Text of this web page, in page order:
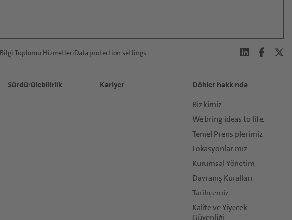
Bilgi Toplumu HizmetleriData protection settings
Sürdürülebilirlik Kariyer
Döhler hakkında
Biz kimiz
We bring ideas to life.
Temel Prensiplerimiz
Lokasyonlarımız
Kurumsal Yönetim
Davranış Kuralları
Tarihçemiz
Kalite ve Yiyecek
Güvenliği